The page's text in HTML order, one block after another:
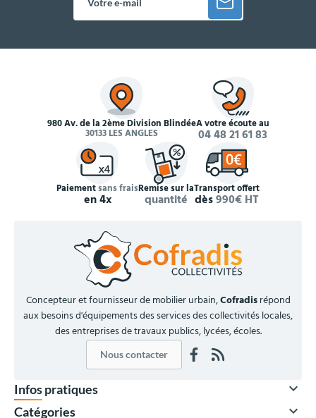
980 Av. de la 2ème Division Blindée
30133 LES ANGLES
À votre écoute au
04 48 21 61 83
Paiementsans frais
en 4x
Remise sur la
quantité
Transport offert
dès990€ HT
Concepteur et fournisseur de mobilier urbain,Cofradisrépond
aux besoins d'équipements des services des collectivités locales,
des entreprises de travaux publics, lycées, écoles.
Nous contacter
Infos pratiques 
Catégories 